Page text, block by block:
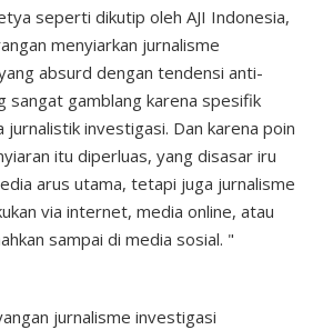
seperti dikutip oleh AJI Indonesia,
menyiarkan jurnalisme
absurd dengan tendensi anti-
sangat gamblang karena spesifik
investigasi. Dan karena poin
itu diperluas, yang disasar iru
arus utama, tetapi juga jurnalisme
via internet, media online, atau
sampai di media sosial. "
jurnalisme investigasi